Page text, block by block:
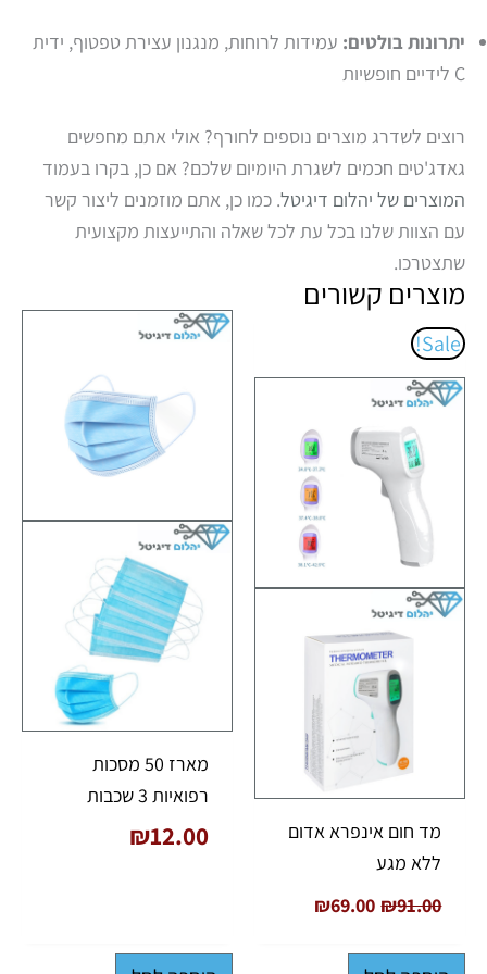
יתרונות בולטים: עמידות לרוחות, מנגנון עצירת טפטוף, ידית
C לידיים חופשיות
רוצים לשדרג מוצרים נוספים לחורף? אולי אתם מחפשים
גאדג'טים חכמים לשגרת היומיום שלכם? אם כן, בקרו בעמוד
המוצרים של יהלום דיגיטל. כמו כן, אתם מוזמנים ליצור קשר
עם הצוות שלנו בכל עת לכל שאלה והתייעצות מקצועית
שתצטרכו.
מוצרים קשורים
Sale!
מד חום אינפרא אדום
ללא מגע
₪91.00
היה:
₪91.00.
₪69.00
הוא:
מארז 50 מסכות
רפואיות 3 שכבות
₪12.00